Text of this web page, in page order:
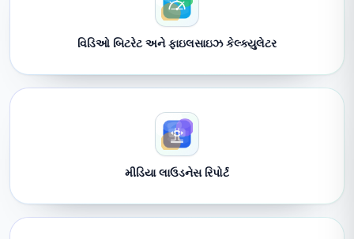
વિડિઓ બિટરેટ અને ફાઇલસાઇઝ કેલ્ક્યુલેટર
મીડિયા લાઉડનેસ રિપોર્ટ